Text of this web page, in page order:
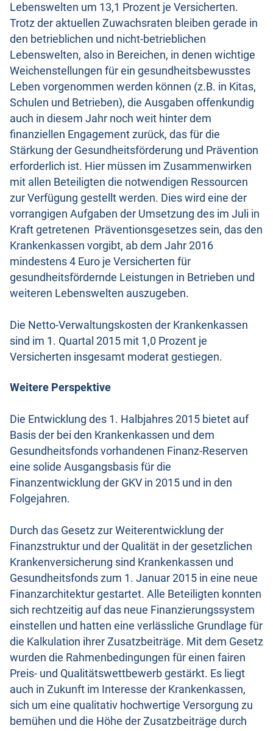
Lebenswelten um 13,1 Prozent je Versicherten.
Trotz der aktuellen Zuwachsraten bleiben gerade in
den betrieblichen und nicht-betrieblichen
Lebenswelten, also in Bereichen, in denen wichtige
Weichenstellungen für ein gesundheitsbewusstes
Leben vorgenommen werden können (z.B. in Kitas,
Schulen und Betrieben), die Ausgaben offenkundig
auch in diesem Jahr noch weit hinter dem
finanziellen Engagement zurück, das für die
Stärkung der Gesundheitsförderung und Prävention
erforderlich ist. Hier müssen im Zusammenwirken
mit allen Beteiligten die notwendigen Ressourcen
zur Verfügung gestellt werden. Dies wird eine der
vorrangigen Aufgaben der Umsetzung des im Juli in
Kraft getretenen Präventionsgesetzes sein, das den
Krankenkassen vorgibt, ab dem Jahr 2016
mindestens 4 Euro je Versicherten für
gesundheitsfördernde Leistungen in Betrieben und
weiteren Lebenswelten auszugeben.
Die Netto-Verwaltungskosten der Krankenkassen
sind im 1. Quartal 2015 mit 1,0 Prozent je
Versicherten insgesamt moderat gestiegen.
Weitere Perspektive
Die Entwicklung des 1. Halbjahres 2015 bietet auf
Basis der bei den Krankenkassen und dem
Gesundheitsfonds vorhandenen Finanz-Reserven
eine solide Ausgangsbasis für die
Finanzentwicklung der GKV in 2015 und in den
Folgejahren.
Durch das Gesetz zur Weiterentwicklung der
Finanzstruktur und der Qualität in der gesetzlichen
Krankenversicherung sind Krankenkassen und
Gesundheitsfonds zum 1. Januar 2015 in eine neue
Finanzarchitektur gestartet. Alle Beteiligten konnten
sich rechtzeitig auf das neue Finanzierungssystem
einstellen und hatten eine verlässliche Grundlage für
die Kalkulation ihrer Zusatzbeiträge. Mit dem Gesetz
wurden die Rahmenbedingungen für einen fairen
Preis- und Qualitätswettbewerb gestärkt. Es liegt
auch in Zukunft im Interesse der Krankenkassen,
sich um eine qualitativ hochwertige Versorgung zu
bemühen und die Höhe der Zusatzbeiträge durch